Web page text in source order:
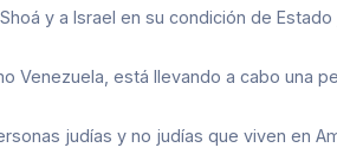
y a Israel en su condición de
Venezuela, está llevando a cabo una
judías y no judías que viven en